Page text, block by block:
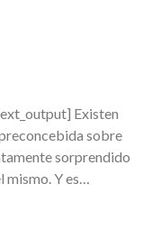
Existen
sobre
sorprendido
mismo. Y es…